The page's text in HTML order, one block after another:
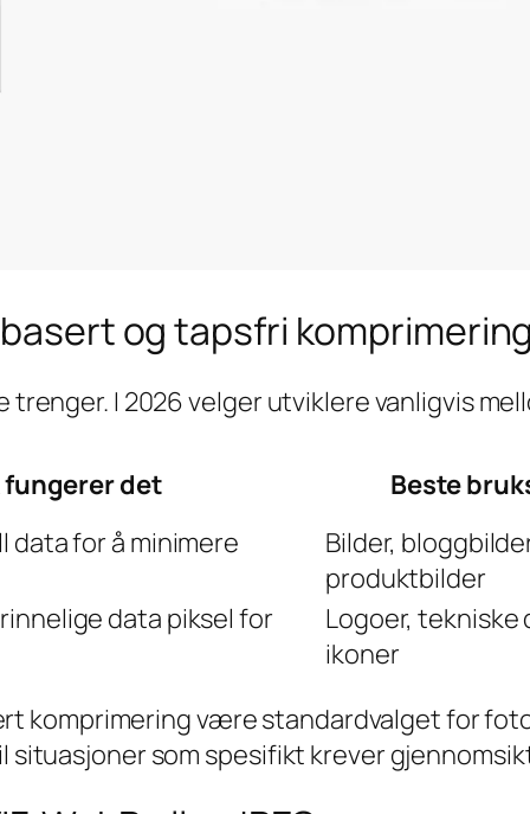
og tapsfri
trenger. I 2026 velger utviklere vanligvis
fungerer det
Beste
data for å minimere
Bilder,
produktbilder
data piksel for
Logoer, tekniske
ikoner
komprimering være standardvalget for
situasjoner som spesifikt krever